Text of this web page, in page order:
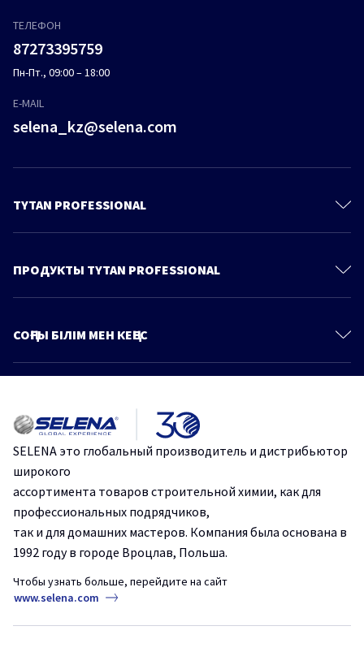
ТЕЛЕФОН
87273395759
Пн-Пт., 09:00 – 18:00
E-MAIL
selena_kz@selena.com
TYTAN PROFESSIONAL
О Компании
Знания и советы
ПРОДУКТЫ TYTAN PROFESSIONAL
Пено-Клеи
Клеи для напольных покрытий
Ленты и стрейч-пленки
Крепежи
Аэрозольные краски и грунтовки
Продукты для древесины
Защитные и чистящие средства
Сопутствующие товары
СОҢҒЫ БІЛІМ МЕН КЕҢЕС
Больше статей
Эффективное и быстрое склеивание с помощью одного
продукта.
Защититесь от плесени и грибка на срок до 10 лет.
Пено-клеи – основа безопасности в строительстве.
SELENA это глобальный производитель и дистрибьютор
широкого
ассортимента товаров строительной химии, как для
профессиональных подрядчиков,
так и для домашних мастеров. Компания была основана в
1992 году в городе Вроцлав, Польша.
Чтобы узнать больше, перейдите на сайт
www.selena.com